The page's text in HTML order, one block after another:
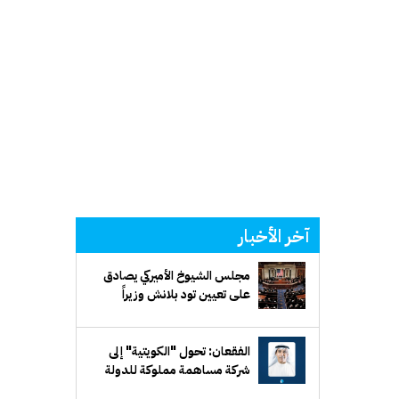
آخر الأخبار
مجلس الشيوخ الأميركي يصادق
على تعيين تود بلانش وزيراً
الفقعان: تحول "الكويتية" إلى
شركة مساهمة مملوكة للدولة